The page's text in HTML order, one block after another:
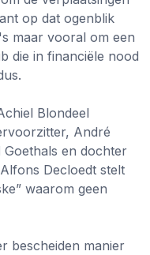
op dat ogenblik
maar vooral om een
die in financiële nood
Blondeel
André
Goethals en dochter
Decloedt stelt
waarom geen
bescheiden manier